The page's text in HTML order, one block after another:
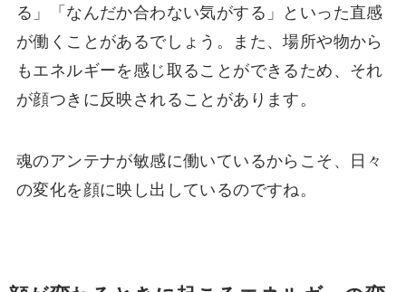
る」「なんだか合わない気がする」といった直感
が働くことがあるでしょう。また、場所や物から
もエネルギーを感じ取ることができるため、それ
が顔つきに反映されることがあります。
魂のアンテナが敏感に働いているからこそ、日々
の変化を顔に映し出しているのですね。